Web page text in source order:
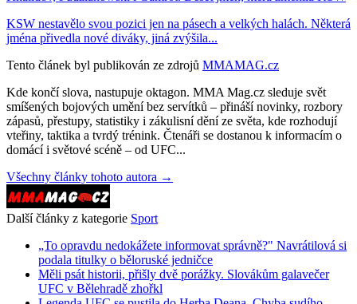
KSW nestavělo svou pozici jen na pásech a velkých halách. Některá
jména přivedla nové diváky, jiná zvýšila...
Tento článek byl publikován ze zdrojů MMAMAG.cz
Kde končí slova, nastupuje oktagon. MMA Mag.cz sleduje svět
smíšených bojových umění bez servítků – přináší novinky, rozbory
zápasů, přestupy, statistiky i zákulisní dění ze světa, kde rozhodují
vteřiny, taktika a tvrdý trénink. Čtenáři se dostanou k informacím o
domácí i světové scéně – od UFC...
Všechny články tohoto autora →
Další články z kategorie Sport
„To opravdu nedokážete informovat správně?" Navrátilová si
podala titulky o běloruské jedničce
Měli psát historii, přišly dvě porážky. Slovákům galavečer
UFC v Bělehradě zhořkl